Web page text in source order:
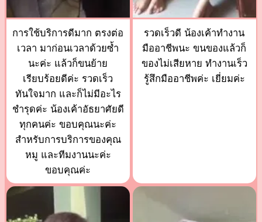
การใช้บริการดีมาก ตรงต่อ
เวลา มาก่อนเวลาด้วยซ้ำ
นะค่ะ แล้วก็ขนย้าย
เรียบร้อยดีค่ะ รวดเร็ว
ทันใจมาก และก็ไม่มีอะไร
ชำรุดค่ะ น้องเค้าอัธยาศัยดี
ทุกคนค่ะ ขอบคุณนะค่ะ
สำหรับการบริการของคุณ
หมู และทีมงานนะค่ะ
ขอบคุณค่ะ
รวดเร็วดี น้องเค้าทำงาน
มืออาชีพนะ ขนของแล้วก็
ของไม่เสียหาย ทำงานเร็ว
รู้สึกมืออาชีพค่ะ เยี่ยมค่ะ